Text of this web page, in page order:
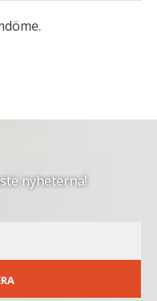
nyheterna!